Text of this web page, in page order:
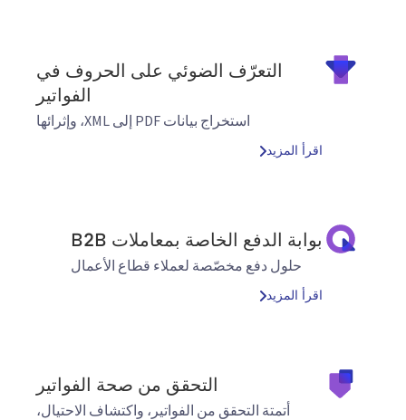
التعرّف الضوئي على الحروف في
الفواتير
استخراج بيانات PDF إلى XML، وإثرائها
اقرأ المزيد
بوابة الدفع الخاصة بمعاملات B2B
حلول دفع مخصّصة لعملاء قطاع الأعمال
اقرأ المزيد
التحقق من صحة الفواتير
أتمتة التحقق من الفواتير، واكتشاف الاحتيال،